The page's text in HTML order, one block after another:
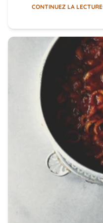
CONTINUEZ LA LECTURE